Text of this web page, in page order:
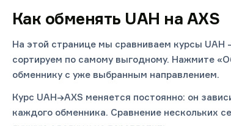
Как обменять UAH на AXS
На этой странице мы сравниваем курсы UAH
сортируем по самому выгодному. Нажмите
обменнику с уже выбранным направлением.
Курс UAH→AXS меняется постоянно: он
каждого обменника. Сравнение нескольких